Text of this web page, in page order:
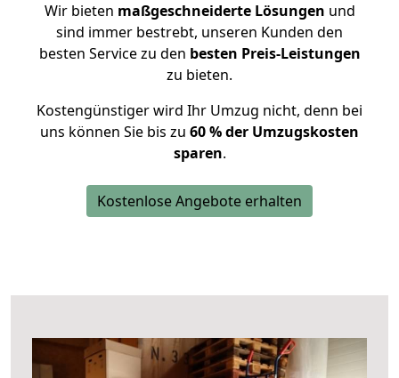
Wir bieten maßgeschneiderte Lösungen und
sind immer bestrebt, unseren Kunden den
besten Service zu den besten Preis-Leistungen
zu bieten.
Kostengünstiger wird Ihr Umzug nicht, denn bei
uns können Sie bis zu 60 % der Umzugskosten
sparen.
Kostenlose Angebote erhalten